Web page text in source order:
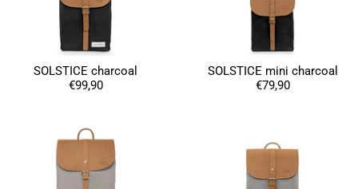
SOLSTICE charcoal
€99,90
SOLSTICE mini charcoal
€79,90